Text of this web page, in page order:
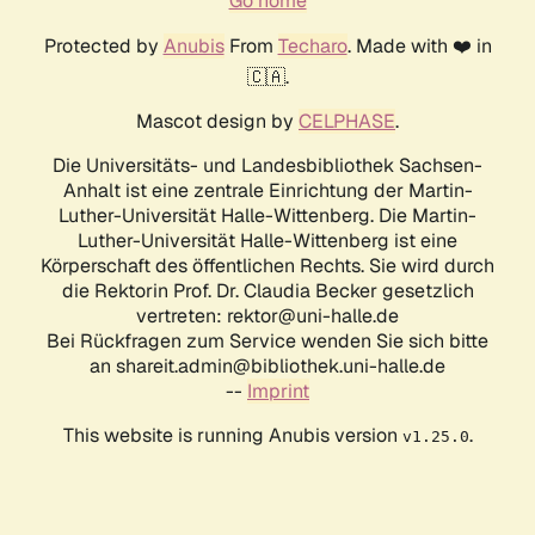
Protected by AnubisFrom Techaro. Made with ❤️ in
🇨🇦.
Mascot design by CELPHASE.
Die Universitäts- und Landesbibliothek Sachsen-
Anhalt ist eine zentrale Einrichtung der Martin-
Luther-Universität Halle-Wittenberg. Die Martin-
Luther-Universität Halle-Wittenberg ist eine
Körperschaft des öffentlichen Rechts. Sie wird durch
die Rektorin Prof. Dr. Claudia Becker gesetzlich
vertreten: rektor@uni-halle.de
Bei Rückfragen zum Service wenden Sie sich bitte
an shareit.admin@bibliothek.uni-halle.de
-- Imprint
This website is running Anubis version v1.25.0.